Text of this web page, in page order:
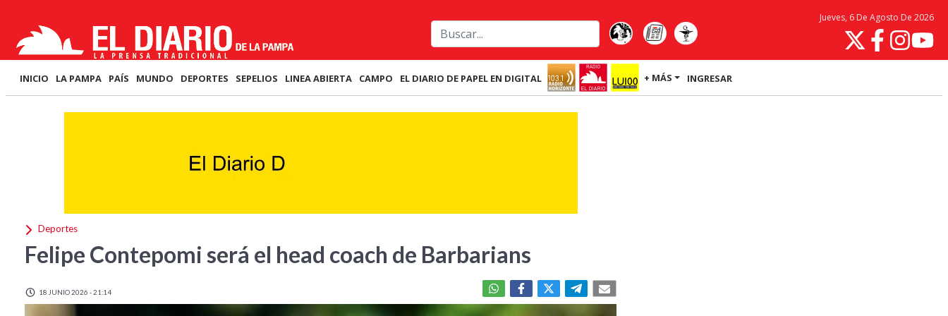
Jueves, 6 De Agosto De 2026
INICIO LA PAMPA PAÍS MUNDO DEPORTES SEPELIOS LINEA ABIERTA CAMPO EL DIARIO DE PAPEL EN DIGITAL + MÁS INGRESAR
Deportes
Felipe Contepomi será el head coach de Barbarians
18 JUNIO 2026 - 21:14